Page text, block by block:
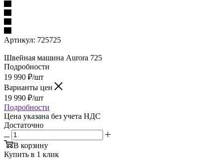
Артикул: 725725
Швейная машина Aurora 725
Подробности
19 990 ₽/шт
Варианты цен
19 990 ₽/шт
Подробности
Цена указана без учета НДС
Достаточно
В корзину
Купить в 1 клик